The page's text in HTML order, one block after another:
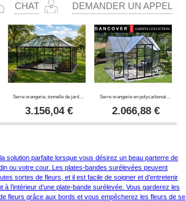
CHAT DEMANDER UN APPEL
3.156,04€
Serre orangerie en polycarbonate VICTORY, 10,41m², Palram/Canopia, 3,66x3,05x2,69m, Gris
2.066,88€
solution parfaite lorsque vous désirez un beau parterre de
ou votre cour. Les plates-bandes surélevées peuvent
sortes de fleurs, et il est facile de soigner et d’entretenir
à l’intérieur d’une plate-bande surélevée. Vous garderez les
fleurs grâce aux bords et vous empêcherez les fleurs de se